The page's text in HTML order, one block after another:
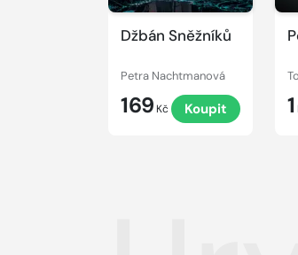
Džbán Sněžníků
Petra Nachtmanová
169 Kč Koupit 1